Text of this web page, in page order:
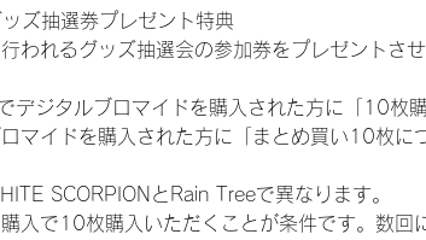
ズ抽選券プレゼント特典
われるグッズ抽選会の参加券をプレゼントさせ
デジタルブロマイドを購入された方に「10枚
マイドを購入された方に「まとめ買い10枚に
SCORPIONとRain Treeで異なります。
入で10枚購入いただくことが条件です。数回